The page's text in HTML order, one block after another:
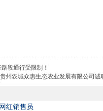
段通行受限制！
州农城众惠生态农业发展有限公司诚
红销售员